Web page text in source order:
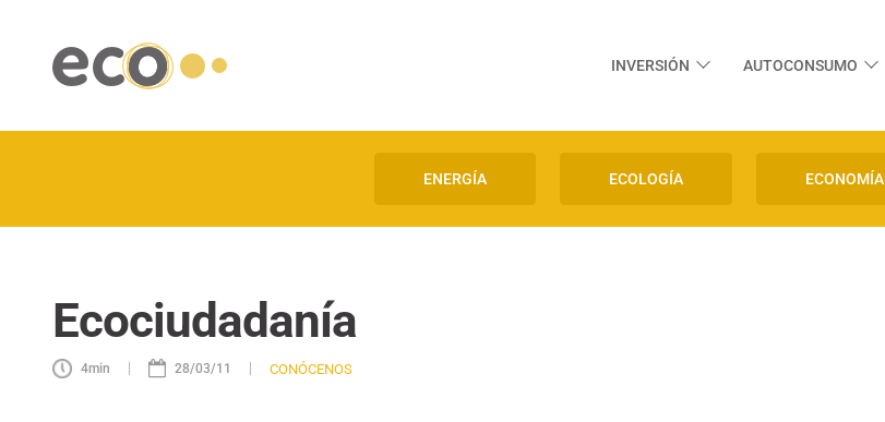
INVERSIÓN AUTOCONSUMO
ENERGÍA ECOLOGÍA ECONOMÍA
Ecociudadanía
4min | 28/03/11 | CONÓCENOS